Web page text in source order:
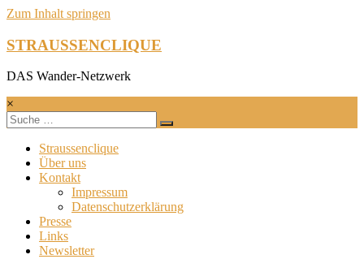
Zum Inhalt springen
STRAUSSENCLIQUE
DAS Wander-Netzwerk
×
Straussenclique
Über uns
Kontakt
Impressum
Datenschutzerklärung
Presse
Links
Newsletter